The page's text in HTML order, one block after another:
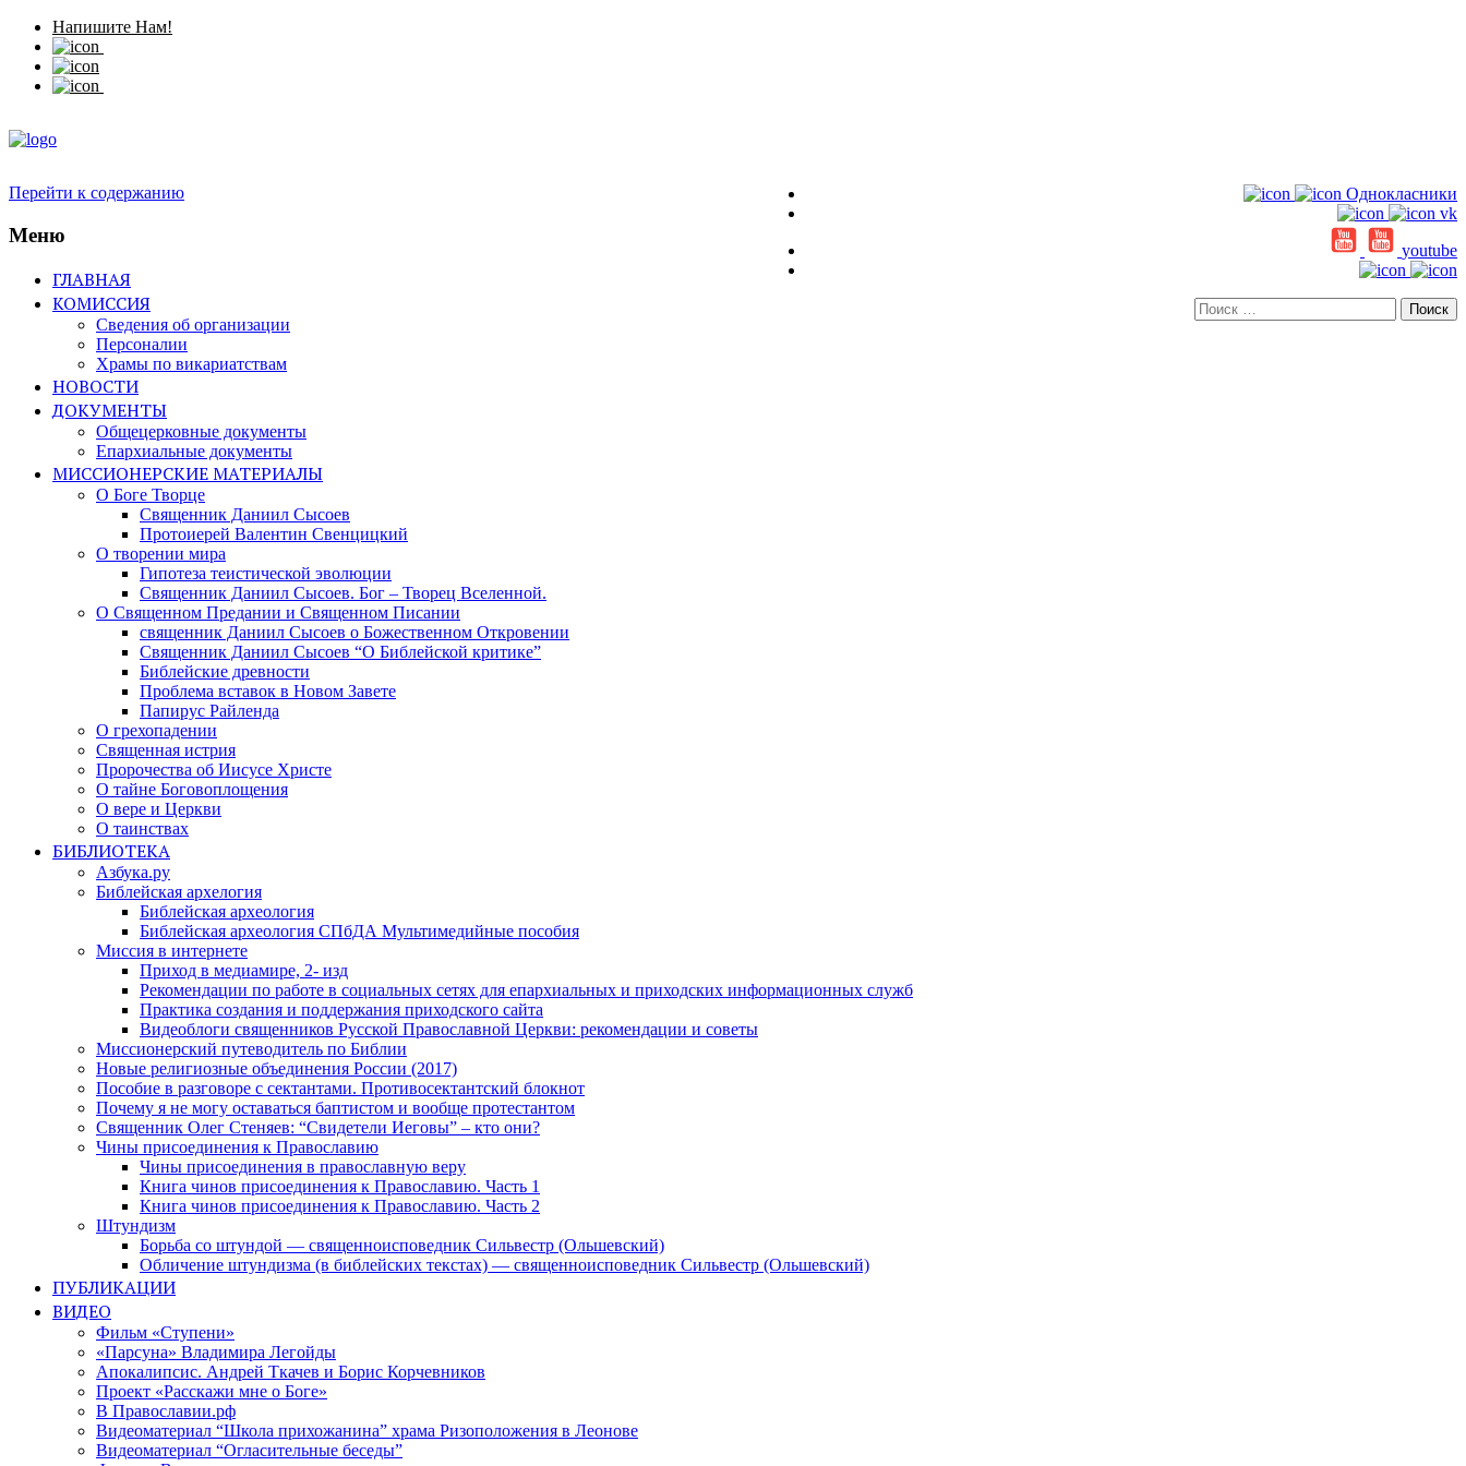
Напишите Нам!
Однокласники
vk
youtube
Искать:
Перейти к содержанию
Меню
ГЛАВНАЯ
КОМИССИЯ
Сведения об организации
Персоналии
Храмы по викариатствам
НОВОСТИ
ДОКУМЕНТЫ
Общецерковные документы
Епархиальные документы
МИССИОНЕРСКИЕ МАТЕРИАЛЫ
О Боге Творце
Священник Даниил Сысоев
Протоиерей Валентин Свенцицкий
О творении мира
Гипотеза теистической эволюции
Священник Даниил Сысоев. Бог – Творец Вселенной.
О Священном Предании и Священном Писании
священник Даниил Сысоев о Божественном Откровении
Священник Даниил Сысоев “О Библейской критике”
Библейские древности
Проблема вставок в Новом Завете
Папирус Райленда
О грехопадении
Священная истрия
Пророчества об Иисусе Христе
О тайне Боговоплощения
О вере и Церкви
О таинствах
БИБЛИОТЕКА
Азбука.ру
Библейская архелогия
Библейская археология
Библейская археология СПбДА Мультимедийные пособия
Миссия в интернете
Приход в медиамире, 2- изд
Рекомендации по работе в социальных сетях для епархиальных и приходских информационных служб
Практика создания и поддержания приходского сайта
Видеоблоги священников Русской Православной Церкви: рекомендации и советы
Миссионерский путеводитель по Библии
Новые религиозные объединения России (2017)
Пособие в разговоре с сектантами. Противосектантский блокнот
Почему я не могу оставаться баптистом и вообще протестантом
Священник Олег Стеняев: “Свидетели Иеговы” – кто они?
Чины присоединения к Православию
Чины присоединения в православную веру
Книга чинов присоединения к Православию. Часть 1
Книга чинов присоединения к Православию. Часть 2
Штундизм
Борьба со штундой — священноисповедник Сильвестр (Ольшевский)
Обличение штундизма (в библейских текстах) — священноисповедник Сильвестр (Ольшевский)
ПУБЛИКАЦИИ
ВИДЕО
Фильм «Ступени»
«Парсуна» Владимира Легойды
Апокалипсис. Андрей Ткачев и Борис Корчевников
Проект «Расскажи мне о Боге»
В Православии.рф
Видеоматериал “Школа прихожанина” храма Ризоположения в Леонове
Видеоматериал “Огласительные беседы”